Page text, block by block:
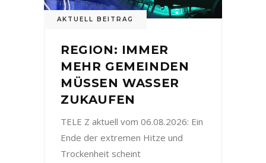
AKTUELL BEITRAG
REGION: IMMER
MEHR GEMEINDEN
MÜSSEN WASSER
ZUKAUFEN
TELE Z aktuell vom 06.08.2026: Ein
Ende der extremen Hitze und
Trockenheit scheint